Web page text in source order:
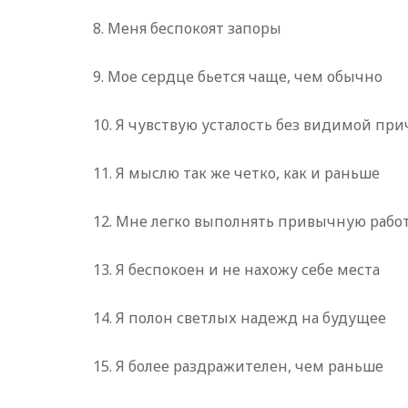
8. Меня беспокоят запоры
9. Мое сердце бьется чаще, чем обычно
10. Я чувствую усталость без видимой
11. Я мыслю так же четко, как и раньше
12. Мне легко выполнять привычную
13. Я беспокоен и не нахожу себе места
14. Я полон светлых надежд на будущее
15. Я более раздражителен, чем раньше